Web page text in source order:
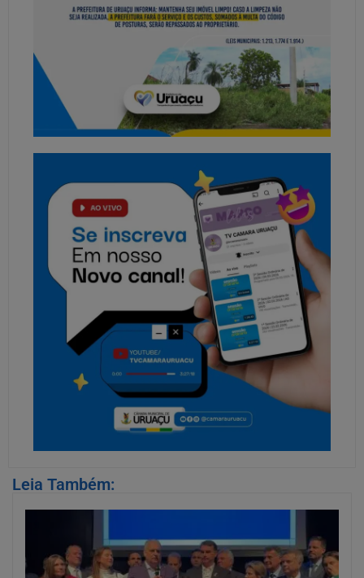
Leia Também: